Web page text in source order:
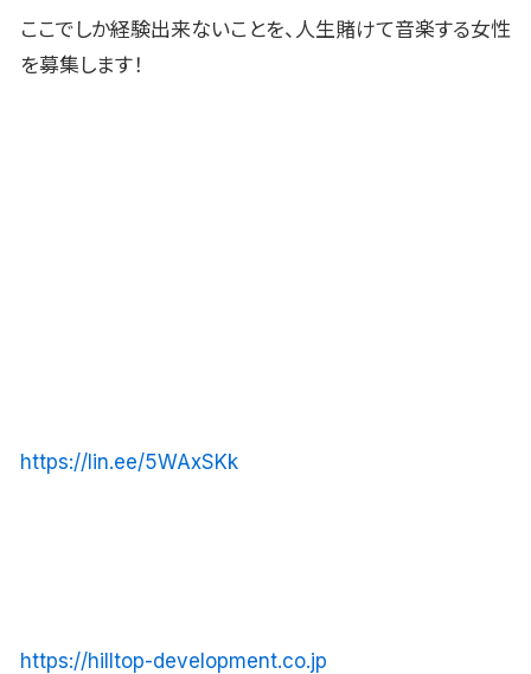
ここでしか経験出来ないことを、人生賭けて音楽する女性
を募集します！
https://lin.ee/5WAxSKk
https://hilltop-development.co.jp